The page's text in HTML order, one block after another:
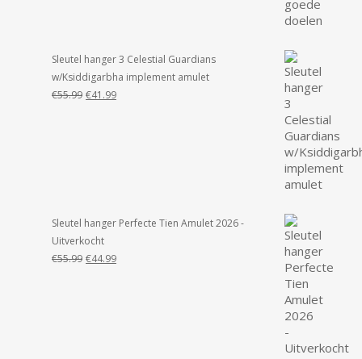
Sleutel hanger 3 Celestial Guardians
w/Ksiddigarbha implement amulet
€55.99 Oorspronkelijke
€41.99Huidige
Sleutel hanger Perfecte Tien Amulet 2026 -
Uitverkocht
€55.99 Oorspronkelijke
€44.99Huidige